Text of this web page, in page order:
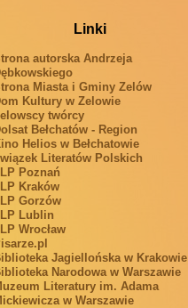
Linki
autorska Andrzeja
Miasta i Gminy Zelów
Kultury w Zelowie
twórcy
Bełchatów - Region
Helios w Bełchatowie
Literatów Polskich
Poznań
Kraków
Gorzów
Lublin
Wrocław
Jagiellońska w Krakowie
Narodowa w Warszawie
Literatury im. Adama
w Warszawie